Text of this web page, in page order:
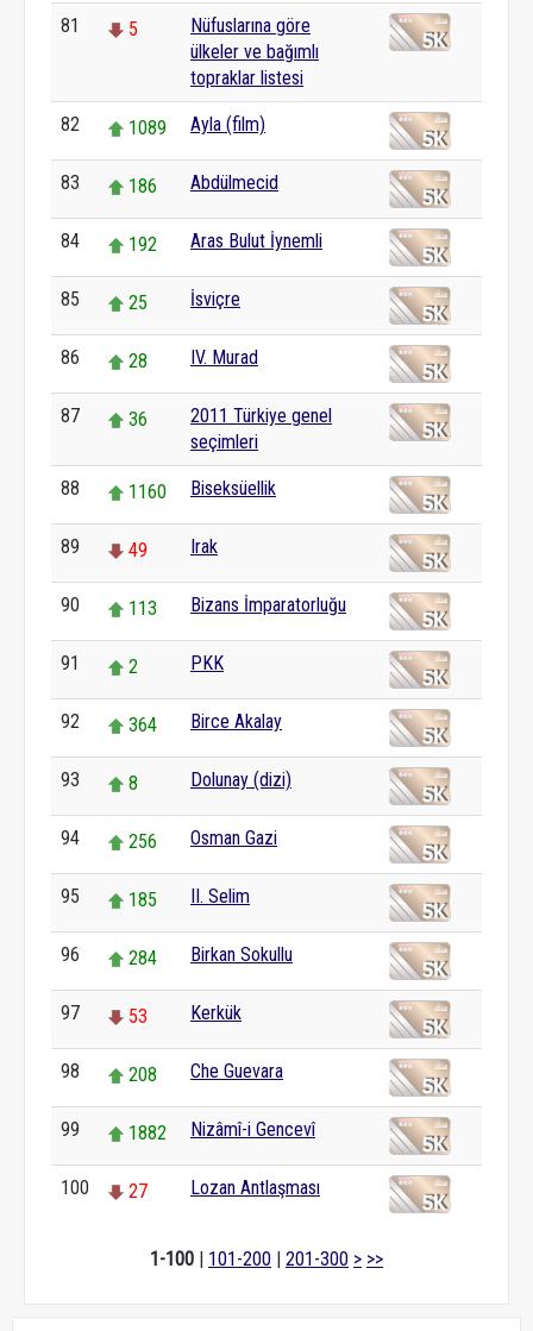
81 5
Nüfuslarına göre
ülkeler ve bağımlı
topraklar listesi
82 1089 Ayla (film)
83 186 Abdülmecid
84 192 Aras Bulut İynemli
85 25 İsviçre
86 28 IV. Murad
87 36
2011 Türkiye genel
seçimleri
88 1160 Biseksüellik
89 49 Irak
90 113 Bizans İmparatorluğu
91 2 PKK
92 364 Birce Akalay
93 8 Dolunay (dizi)
94 256 Osman Gazi
95 185 II. Selim
96 284 Birkan Sokullu
97 53 Kerkük
98 208 Che Guevara
99 1882 Nizâmî-i Gencevî
100 27 Lozan Antlaşması
1-100 | 101-200 | 201-300 > >>